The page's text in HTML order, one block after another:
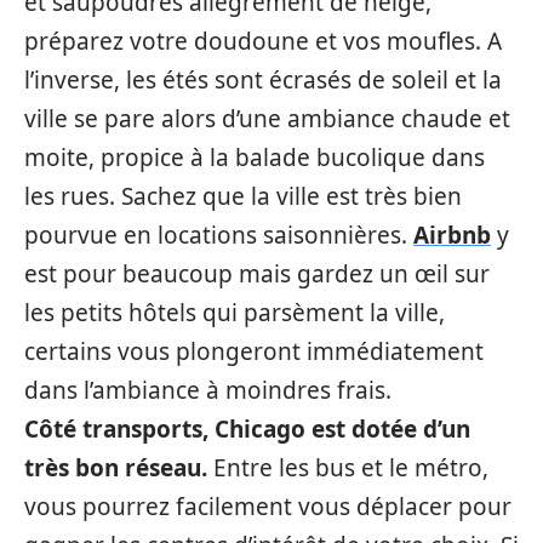
préparez votre doudoune et vos moufles. A
l’inverse, les étés sont écrasés de soleil et la
ville se pare alors d’une ambiance chaude et
moite, propice à la balade bucolique dans
les rues. Sachez que la ville est très bien
pourvue en locations saisonnières. Airbnby
est pour beaucoup mais gardez un œil sur
les petits hôtels qui parsèment la ville,
certains vous plongeront immédiatement
dans l’ambiance à moindres frais.
Côté transports, Chicago est dotée d’un
très bon réseau. Entre les bus et le métro,
vous pourrez facilement vous déplacer pour